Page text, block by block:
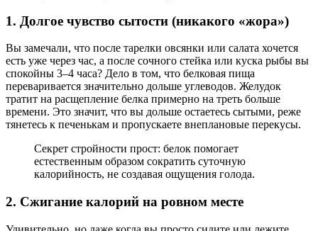
1. Долгое чувство сытости (никакого «жора»)
Вы замечали, что после тарелки овсянки или салата хочется
есть уже через час, а после сочного стейка или куска рыбы вы
спокойны 3–4 часа? Дело в том, что белковая пища
переваривается значительно дольше углеводов. Желудок
тратит на расщепление белка примерно на треть больше
времени. Это значит, что вы дольше остаетесь сытыми, реже
тянетесь к печенькам и пропускаете внеплановые перекусы.
Секрет стройности прост: белок помогает
естественным образом сократить суточную
калорийность, не создавая ощущения голода.
2. Сжигание калорий на ровном месте